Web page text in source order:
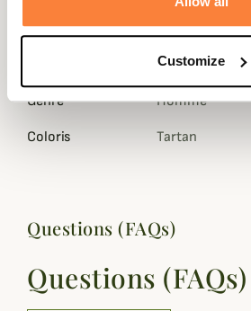
Customize
Composition 100% Coton
Coton
Genre Homme
Coloris Tartan
Questions (FAQs)
Questions (FAQs)